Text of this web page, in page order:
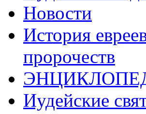
Новости
История
пророчеств
Иудейские